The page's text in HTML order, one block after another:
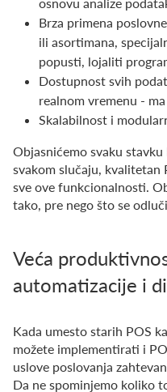
Brza primena
ili asortimana,
popusti, lojaliti
Dostupnost svih
realnom vremenu -
Skalabilnost i
Objasnićemo svaku
svakom slučaju, kvalitetan
sve ove funkcionalnosti.
tako, pre nego što se
Veća
automatizacije i
Kada umesto starih POS
možete implementirati i
uslove poslovanja
Da ne spominjemo koliko